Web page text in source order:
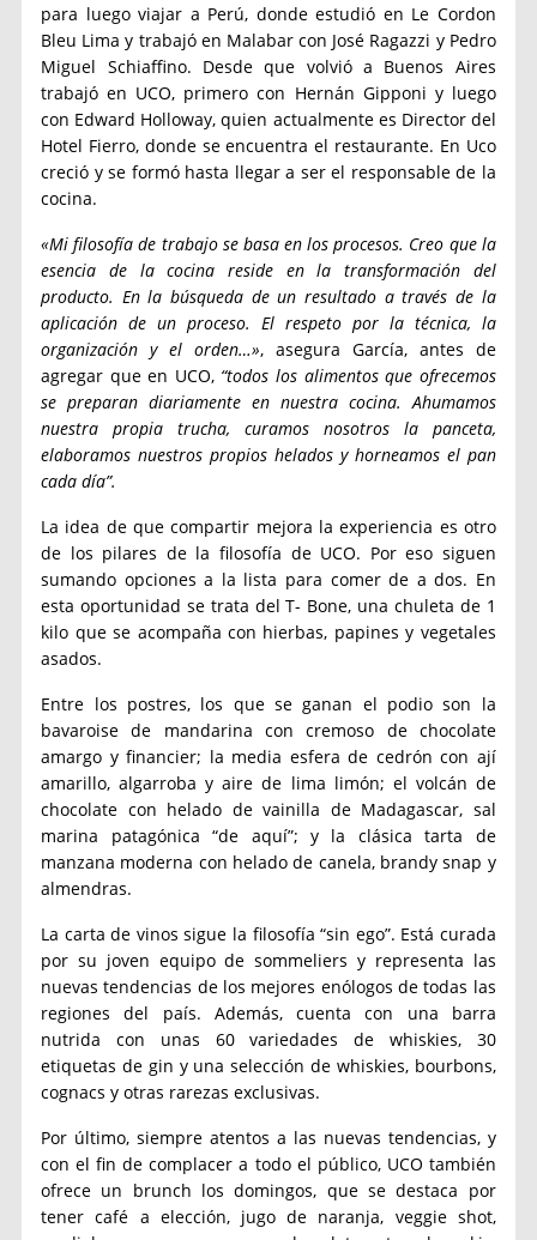
para luego viajar a Perú, donde estudió en Le Cordon
Bleu Lima y trabajó en Malabar con José Ragazzi y Pedro
Miguel Schiaffino. Desde que volvió a Buenos Aires
trabajó en UCO, primero con Hernán Gipponi y luego
con Edward Holloway, quien actualmente es Director del
Hotel Fierro, donde se encuentra el restaurante. En Uco
creció y se formó hasta llegar a ser el responsable de la
cocina.
«Mi filosofía de trabajo se basa en los procesos. Creo que la
esencia de la cocina reside en la transformación del
producto. En la búsqueda de un resultado a través de la
aplicación de un proceso. El respeto por la técnica, la
organización y el orden…», asegura García, antes de
agregar que en UCO, “todos los alimentos que ofrecemos
se preparan diariamente en nuestra cocina. Ahumamos
nuestra propia trucha, curamos nosotros la panceta,
elaboramos nuestros propios helados y horneamos el pan
cada día”.
La idea de que compartir mejora la experiencia es otro
de los pilares de la filosofía de UCO. Por eso siguen
sumando opciones a la lista para comer de a dos. En
esta oportunidad se trata del T- Bone, una chuleta de 1
kilo que se acompaña con hierbas, papines y vegetales
asados.
Entre los postres, los que se ganan el podio son la
bavaroise de mandarina con cremoso de chocolate
amargo y financier; la media esfera de cedrón con ají
amarillo, algarroba y aire de lima limón; el volcán de
chocolate con helado de vainilla de Madagascar, sal
marina patagónica “de aquí”; y la clásica tarta de
manzana moderna con helado de canela, brandy snap y
almendras.
La carta de vinos sigue la filosofía “sin ego”. Está curada
por su joven equipo de sommeliers y representa las
nuevas tendencias de los mejores enólogos de todas las
regiones del país. Además, cuenta con una barra
nutrida con unas 60 variedades de whiskies, 30
etiquetas de gin y una selección de whiskies, bourbons,
cognacs y otras rarezas exclusivas.
Por último, siempre atentos a las nuevas tendencias, y
con el fin de complacer a todo el público, UCO también
ofrece un brunch los domingos, que se destaca por
tener café a elección, jugo de naranja, veggie shot,